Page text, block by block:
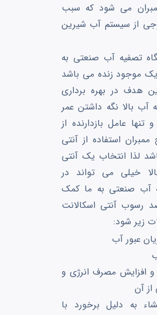
می شود که سبب
از سیستم آب شیرین
تصفیه آب صنعتی به
موجود زنده می باشد
هدف در بهره برداری
بالا نگه داشتن عمر
عامل بازدارنده از
استفاده از آنتی
لذا انتخاب یک آنتی
خیلی می تواند در
آب صنعتی به ما کمک
رسوب آنتی اسکالانت
زیر شود:
عبور آب
افزایش مصرف انرژی و
آن
به دلیل برخورد با